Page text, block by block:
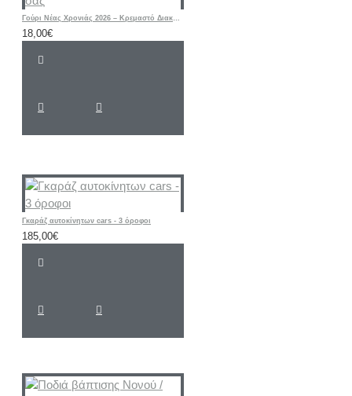
Γούρι Νέας Χρονιάς 2026 – Κρεμαστό Διακοσμητικό σπιτάκι με Ευχές επιλογής σας
18,00€
Γκαράζ αυτοκίνητων cars - 3 όροφοι
185,00€